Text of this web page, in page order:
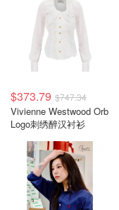
$373.79 $747.34
Vivienne Westwood Orb
Logo刺绣醉汉衬衫